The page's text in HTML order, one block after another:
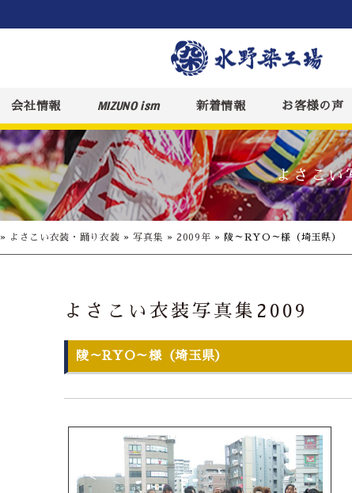
会社情報 MIZUNO ism 新着情報 お客様の声
よさこい
» よさこい衣装・踊り衣装 »写真集 »2009年 » 陵～RYO～様（埼玉県）
よさこい衣装写真集2009
陵～RYO～様（埼玉県）